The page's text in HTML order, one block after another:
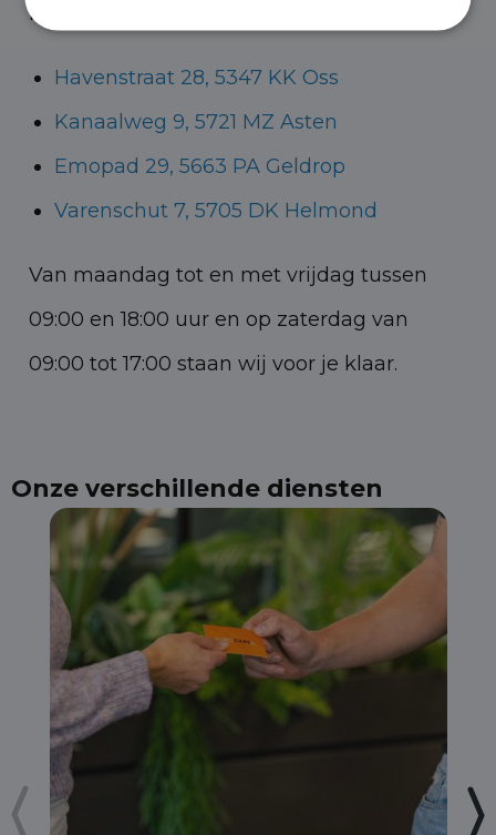
bedrijfswagens.
Havenstraat 28, 5347 KK Oss
Kanaalweg 9, 5721 MZ Asten
Emopad 29, 5663 PA Geldrop
Varenschut 7, 5705 DK Helmond
Van maandag tot en met vrijdag tussen
09:00 en 18:00 uur en op zaterdag van
09:00 tot 17:00 staan wij voor je klaar.
Onze verschillende diensten